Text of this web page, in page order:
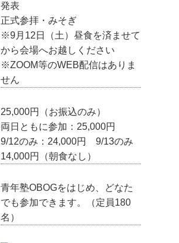
発表
正式参拝・みそぎ
※9月12日（土）昼食を済ませて
から会場へお越しください
※ZOOM等のWEB配信はありま
せん
25,000円（お振込のみ）
両日ともに参加：25,000円
9/12のみ：24,000円 9/13のみ
14,000円（朝食なし）
青年塾OBOGをはじめ、どなた
でも参加できます。（定員180
名）